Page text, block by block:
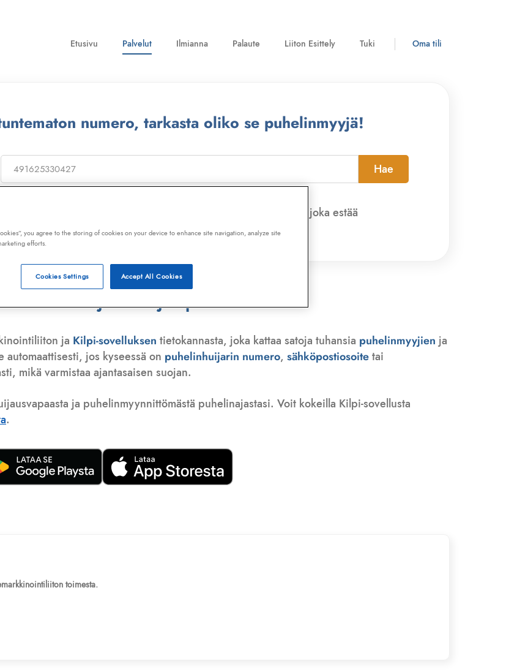
Etusivu Palvelut Ilmianna Palaute Liiton Esittely Tuki Oma tili
numero, tarkasta oliko se puhelinmyyjä!
Hae
, niin saat laajan telemarkkinointikiellon ja Kilpi-sovelluksen, joka estää
huijausviestit ja roskapostit.
tai huijauspuhelu
ja Kilpi-sovelluksen tietokannasta, joka kattaa satoja tuhansia puhelinmyyjien ja
automaattisesti, jos kyseessä on puhelinhuijarin numero, sähköpostiosoitetai
mikä varmistaa ajantasaisen suojan.
ja puhelinmyynnittömästä puhelinajastasi. Voit kokeilla Kilpi-sovellusta
.
toimesta.
you agree to the storing of cookies on your device to enhance site navigation, analyze site
efforts.
Accept All Cookies
Cookies Settings